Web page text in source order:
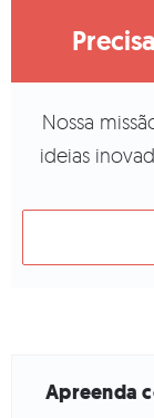
Nossa
ideias
Apreenda